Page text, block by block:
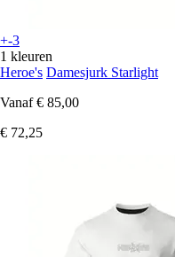
+-3
1 kleuren
Heroe's Damesjurk Starlight
Vanaf € 85,00
€ 72,25